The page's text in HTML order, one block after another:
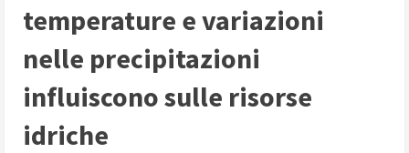
temperature e variazioni
nelle precipitazioni
influiscono sulle risorse
idriche